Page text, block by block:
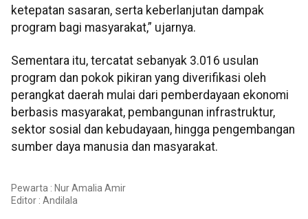
ketepatan sasaran, serta keberlanjutan dampak
program bagi masyarakat,” ujarnya.
Sementara itu, tercatat sebanyak 3.016 usulan
program dan pokok pikiran yang diverifikasi oleh
perangkat daerah mulai dari pemberdayaan ekonomi
berbasis masyarakat, pembangunan infrastruktur,
sektor sosial dan kebudayaan, hingga pengembangan
sumber daya manusia dan masyarakat.
Pewarta : Nur Amalia Amir
Editor : Andilala